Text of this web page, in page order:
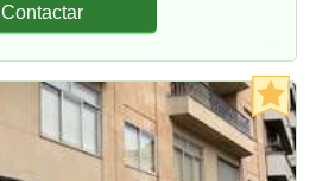
Contactar